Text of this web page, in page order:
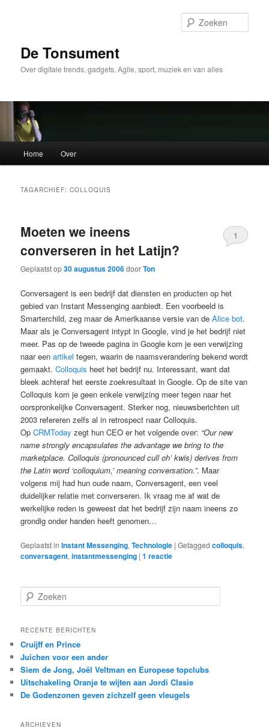
inhoud
inhoudDe Tonsument
Over digitale trends, gadgets, Agile, sport, muziek en van alles
Home Over
TAGARCHIEF:COLLOQUIS
Moeten we ineens
converseren in het Latijn?
Geplaatst op30 augustus 2006doorTon
1
Conversagent is een bedrijf dat diensten en producten op het
gebied van Instant Messenging aanbiedt. Een voorbeeld is
Smarterchild, zeg maar de Amerikaanse versie van deAlice bot.
Maar als je Conversagent intypt in Google, vind je het bedrijf niet
meer. Pas op de tweede pagina in Google kom je een verwijzing
naar eenartikel tegen, waarin de naamsverandering bekend wordt
gemaakt.Colloquis heet het bedrijf nu. Interessant, want dat
bleek achteraf het eerste zoekresultaat in Google. Op de site van
Colloquis kom je geen enkele verwijzing meer tegen naar het
oorspronkelijke Conversagent. Sterker nog, nieuwsberichten uit
2003 refereren zelfs al in retrospect naar Colloquis.
OpCRMToday zegt hun CEO er het volgende over: “Our new
name strongly encapsulates the advantage we bring to the
marketplace. Colloquis (pronounced cull oh’ kwis) derives from
the Latin word ‘colloquium,’ meaning conversation.”. Maar
volgens mij had hun oude naam, Conversagent, een veel
duidelijker relatie met converseren. Ik vraag me af wat de
werkelijke reden is geweest dat het bedrijf zijn naam ineens zo
grondig onder handen heeft genomen…
Geplaatst in Instant Messenging,Technologie |Getagged colloquis,
conversagent,instantmessenging |1 reactie
o
k
n
RECENTE BERICHTEN
Cruijff en Prince
Juichen voor een ander
Siem de Jong, Joël Veltman en Europese topclubs
Uitschakeling Oranje te wijten aan Jordi Clasie
De Godenzonen geven zichzelf geen vleugels
ARCHIEVEN